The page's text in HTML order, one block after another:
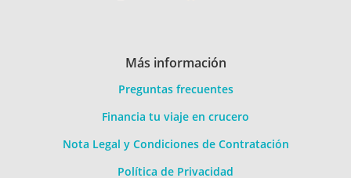
Más información
Preguntas frecuentes
Financia tu viaje en crucero
Nota Legal y Condiciones de Contratación
Política de Privacidad